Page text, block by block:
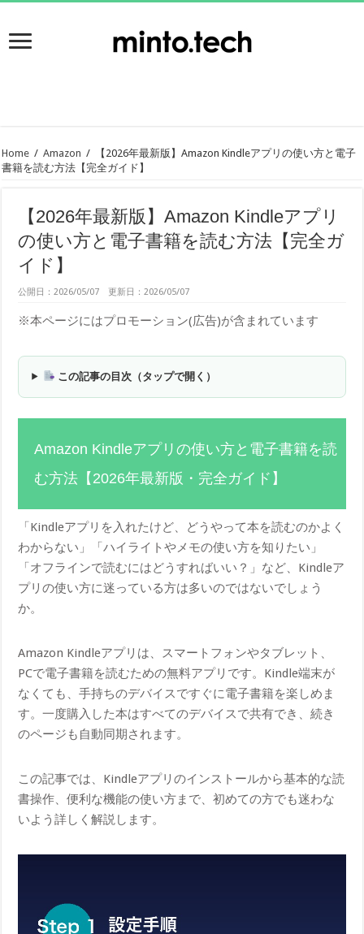
Home / Amazon /
【2026年最新版】Amazon Kindleアプリの使い方と電子
書籍を読む方法【完全ガイド】
【2026年最新版】Amazon Kindleアプリ
の使い方と電子書籍を読む方法【完全ガ
イド】
公開日：2026/05/07 更新日：2026/05/07
※本ページにはプロモーション(広告)が含まれています
この記事の目次（タップで開く）
Amazon Kindleアプリの使い方と電子書籍を読
む方法【2026年最新版・完全ガイド】
「Kindleアプリを入れたけど、どうやって本を読むのかよく
わからない」「ハイライトやメモの使い方を知りたい」
「オフラインで読むにはどうすればいい？」など、Kindleア
プリの使い方に迷っている方は多いのではないでしょう
か。
Amazon Kindleアプリは、スマートフォンやタブレット、
PCで電子書籍を読むための無料アプリです。Kindle端末が
なくても、手持ちのデバイスですぐに電子書籍を楽しめま
す。一度購入した本はすべてのデバイスで共有でき、続き
のページも自動同期されます。
この記事では、Kindleアプリのインストールから基本的な読
書操作、便利な機能の使い方まで、初めての方でも迷わな
いよう詳しく解説します。